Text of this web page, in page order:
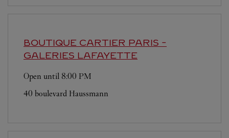
BOUTIQUE CARTIER PARIS -
GALERIES LAFAYETTE
Open until 8:00 PM
40 boulevard Haussmann